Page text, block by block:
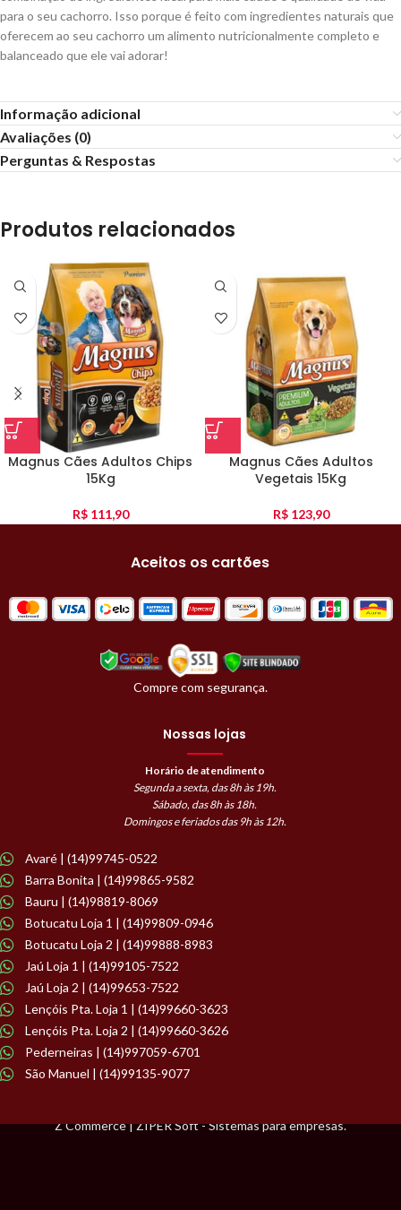
para o seu cachorro. Isso porque é feito com ingredientes naturais que
oferecem ao seu cachorro um alimento nutricionalmente completo e
balanceado que ele vai adorar!
Informação adicional
Avaliações (0)
Perguntas & Respostas
Produtos relacionados
Magnus Cães Adultos Chips
15Kg
R$111,90
Magnus Cães Adultos
Vegetais 15Kg
R$123,90
Aceitos os cartões
Compre com segurança.
Nossas lojas
Horário de atendimento
Segunda a sexta, das 8h às 19h.
Sábado, das 8h às 18h.
Domingos e feriados das 9h às 12h.
Avaré | (14)99745-0522
Barra Bonita | (14)99865-9582
Bauru | (14)98819-8069
Botucatu Loja 1 | (14)99809-0946
Botucatu Loja 2 | (14)99888-8983
Jaú Loja 1 | (14)99105-7522
Jaú Loja 2 | (14)99653-7522
Lençóis Pta. Loja 1 | (14)99660-3623
Lençóis Pta. Loja 2 | (14)99660-3626
Pederneiras | (14)997059-6701
São Manuel | (14)99135-9077
Z Commerce | ZIPER Soft - Sistemas para empresas.